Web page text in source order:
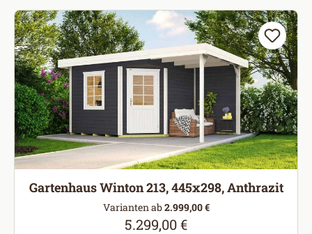
Gartenhaus Winton 213, 445x298, Anthrazit
Varianten ab2.999,00 €
Regulärer Preis:
5.299,00 €